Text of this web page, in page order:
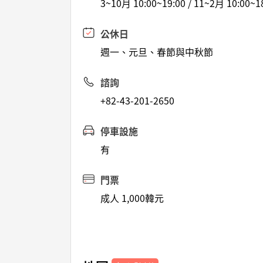
3~10月 10:00~19:00 / 11~2月
公休日
週一、元旦、春節與中秋節
諮詢
+82-43-201-2650
停車設施
有
門票
成人 1,000韓元